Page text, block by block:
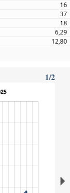
16
37
18
6,29
12,80